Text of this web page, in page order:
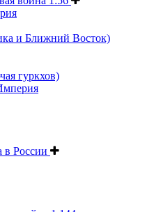
и Ближний Восток)
гуркхов)
в России